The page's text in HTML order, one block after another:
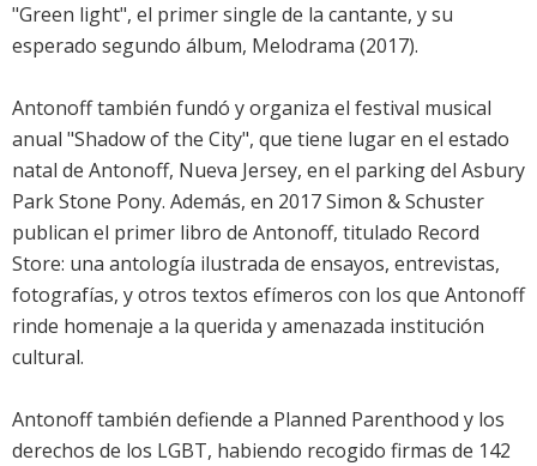
"Green light", el primer single de la cantante, y su
esperado segundo álbum, Melodrama (2017).
Antonoff también fundó y organiza el festival musical
anual "Shadow of the City", que tiene lugar en el estado
natal de Antonoff, Nueva Jersey, en el parking del Asbury
Park Stone Pony. Además, en 2017 Simon & Schuster
publican el primer libro de Antonoff, titulado Record
Store: una antología ilustrada de ensayos, entrevistas,
fotografías, y otros textos efímeros con los que Antonoff
rinde homenaje a la querida y amenazada institución
cultural.
Antonoff también defiende a Planned Parenthood y los
derechos de los LGBT, habiendo recogido firmas de 142